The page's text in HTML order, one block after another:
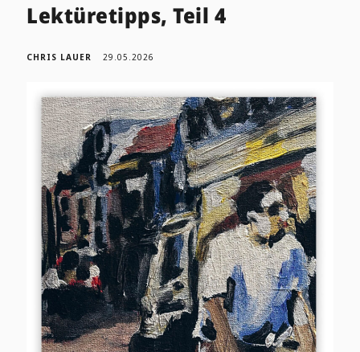
Lektüretipps, Teil 4
CHRIS LAUER 29.05.2026